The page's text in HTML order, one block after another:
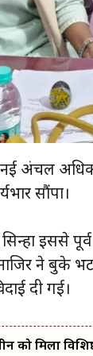
सौंपा।
इससे पूर्व
ने बुके
दी गई।
को मिला